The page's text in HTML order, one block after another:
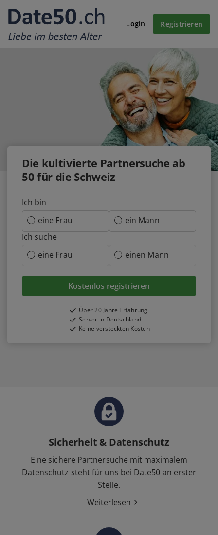
Login Registrieren
Die kultivierte Partnersuche ab
50 für die Schweiz
Ich bin
eine Frau
ein Mann
Ich suche
eine Frau
einen Mann
Kostenlos registrieren
Über 20 Jahre Erfahrung
Server in Deutschland
Keine versteckten Kosten
Sicherheit & Datenschutz
Eine sichere Partnersuche mit maximalem
Datenschutz steht für uns bei Date50 an erster
Stelle.
Weiterlesen